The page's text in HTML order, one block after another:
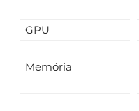
GPU
Memória